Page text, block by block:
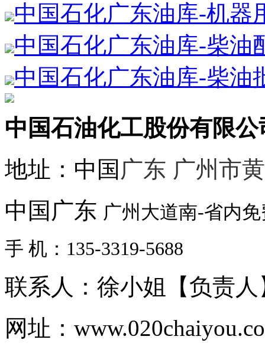
中国石化广东油库-机器
中国石化广东油库-柴油
中国石化广东油库-柴油
中国石油化工股份有限公
地址：中国 广东 广州市
中国广东 广州大道南-省内
手 机：135-3319-5688
联系人：徐小姐【负责人
网址：